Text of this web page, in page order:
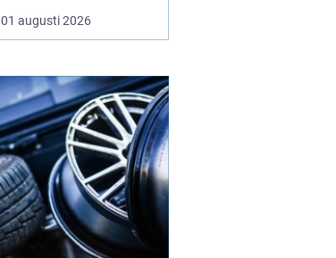
bilägare i Skåne handlar
valet av verkstad om
säkra resor året runt och
ett rimligt bilägande över
tid. När servicen sköts i
rätt tid, med rätt kunskap
och rä...
01 augusti 2026